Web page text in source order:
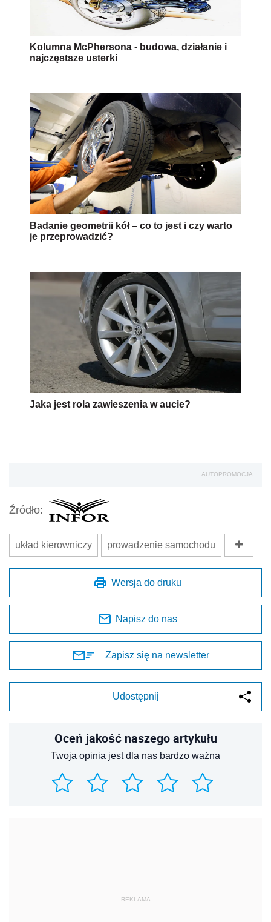
Kolumna McPhersona - budowa, działanie i
najczęstsze usterki
Badanie geometrii kół – co to jest i czy warto
je przeprowadzić?
Jaka jest rola zawieszenia w aucie?
AUTOPROMOCJA
Źródło:
układ kierowniczy prowadzenie samochodu
Wersja do druku
Napisz do nas
Zapisz się na newsletter
Udostępnij
Oceń jakość naszego artykułu
Twoja opinia jest dla nas bardzo ważna
REKLAMA